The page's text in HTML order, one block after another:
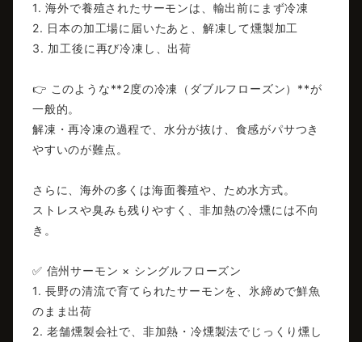
1. 海外で養殖されたサーモンは、輸出前にまず冷凍
2. 日本の加工場に届いたあと、解凍して燻製加工
3. 加工後に再び冷凍し、出荷
👉 このような**2度の冷凍（ダブルフローズン）**が
一般的。
解凍・再冷凍の過程で、水分が抜け、食感がパサつき
やすいのが難点。
さらに、海外の多くは海面養殖や、ため水方式。
ストレスや臭みも残りやすく、非加熱の冷燻には不向
き。
✅ 信州サーモン × シングルフローズン
1. 長野の清流で育てられたサーモンを、氷締めで鮮魚
のまま出荷
2. 老舗燻製会社で、非加熱・冷燻製法でじっくり燻し